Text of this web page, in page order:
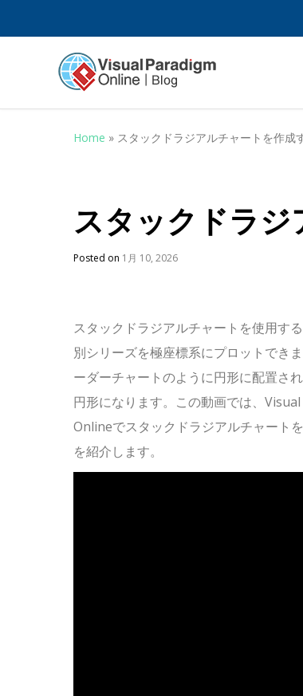
Home » スタックドラジアルチャートを作成
スタックドラ
Posted on 1月 10, 2026
スタックドラジアルチャートを使用す
別シリーズを極座標系にプロットでき
ーダーチャートのように円形に配置さ
円形になります。この動画では、
Onlineでスタックドラジアルチャート
を紹介します。